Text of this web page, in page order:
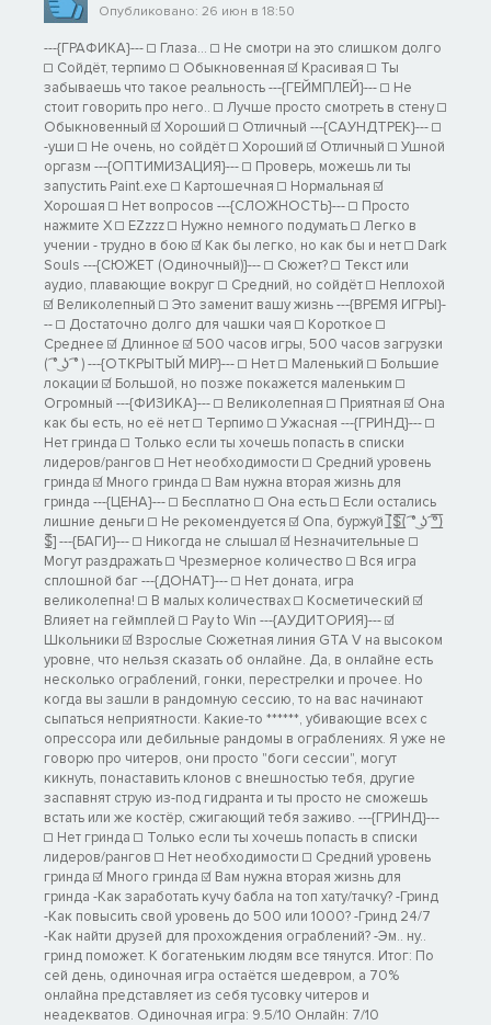
Опубликовано: 26 июн в 18:50
---{ГРАФИКА}--- ☐ Глаза... ☐ Не смотри на это слишком долго
☐ Сойдёт, терпимо ☐ Обыкновенная ☑ Красивая ☐ Ты
забываешь что такое реальность ---{ГЕЙМПЛЕЙ}--- ☐ Не
стоит говорить про него.. ☐ Лучше просто смотреть в стену ☐
Обыкновенный ☑ Хороший ☐ Отличный ---{САУНДТРЕК}--- ☐
-уши ☐ Не очень, но сойдёт ☐ Хороший ☑ Отличный ☐ Ушной
оргазм ---{ОПТИМИЗАЦИЯ}--- ☐ Проверь, можешь ли ты
запустить Paint.exe ☐ Картошечная ☐ Нормальная ☑
Хорошая ☐ Нет вопросов ---{СЛОЖНОСТЬ}--- ☐ Просто
нажмите Х ☐ EZzzz ☐ Нужно немного подумать ☐ Легко в
учении - трудно в бою ☑ Как бы легко, но как бы и нет ☐ Dark
Souls ---{СЮЖЕТ (Одиночный)}--- ☐ Сюжет? ☐ Текст или
аудио, плавающие вокруг ☐ Средний, но сойдёт ☐ Неплохой
☑ Великолепный ☐ Это заменит вашу жизнь ---{ВРЕМЯ ИГРЫ}-
-- ☐ Достаточно долго для чашки чая ☐ Короткое ☐
Среднее ☑ Длинное ☑ 500 часов игры, 500 часов загрузки
( ͡° ͜ʖ ͡° ) ---{ОТКРЫТЫЙ МИР}--- ☐ Нет ☐ Маленький ☐ Большие
локации ☑ Большой, но позже покажется маленьким ☐
Огромный ---{ФИЗИКА}--- ☐ Великолепная ☐ Приятная ☑ Она
как бы есть, но её нет ☐ Терпимо ☐ Ужасная ---{ГРИНД}--- ☐
Нет гринда ☐ Только если ты хочешь попасть в списки
лидеров/рангов ☐ Нет необходимости ☐ Средний уровень
гринда ☑ Много гринда ☐ Вам нужна вторая жизнь для
гринда ---{ЦЕНА}--- ☐ Бесплатно ☐ Она есть ☐ Если остались
лишние деньги ☐ Не рекомендуется ☑ Опа, буржуй [̲̅$̲̅(̲̅ ͡° ͜ʖ ͡°̲̅)̲̅
$̲̅] ---{БАГИ}--- ☐ Никогда не слышал ☑ Незначительные ☐
Могут раздражать ☐ Чрезмерное количество ☐ Вся игра
сплошной баг ---{ДОНАТ}--- ☐ Нет доната, игра
великолепна! ☐ В малых количествах ☐ Косметический ☑
Влияет на геймплей ☐ Pay to Win ---{АУДИТОРИЯ}--- ☑
Школьники ☑ Взрослые Сюжетная линия GTA V на высоком
уровне, что нельзя сказать об онлайне. Да, в онлайне есть
несколько ограблений, гонки, перестрелки и прочее. Но
когда вы зашли в рандомную сессию, то на вас начинают
сыпаться неприятности. Какие-то ******, убивающие всех с
опрессора или дебильные рандомы в ограблениях. Я уже не
говорю про читеров, они просто "боги сессии", могут
кикнуть, понаставить клонов с внешностью тебя, другие
заспавнят струю из-под гидранта и ты просто не сможешь
встать или же костёр, сжигающий тебя заживо. ---{ГРИНД}---
☐ Нет гринда ☐ Только если ты хочешь попасть в списки
лидеров/рангов ☐ Нет необходимости ☐ Средний уровень
гринда ☑ Много гринда ☑ Вам нужна вторая жизнь для
гринда -Как заработать кучу бабла на топ хату/тачку? -Гринд
-Как повысить свой уровень до 500 или 1000? -Гринд 24/7
-Как найти друзей для прохождения ограблений? -Эм.. ну..
гринд поможет. К богатеньким людям все тянутся. Итог: По
сей день, одиночная игра остаётся шедевром, а 70%
онлайна представляет из себя тусовку читеров и
неадекватов. Одиночная игра: 9.5/10 Онлайн: 7/10